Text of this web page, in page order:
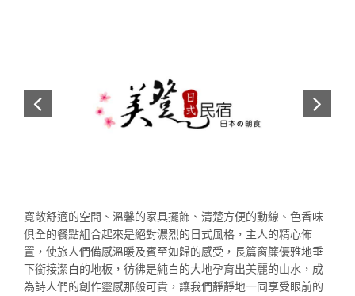
寬敞舒適的空間、溫馨的家具擺飾、清楚方便的動線、色香味
俱全的餐點組合起來是絕對濃烈的日式風格，主人的精心佈
置，使旅人們備感溫暖及賓至如歸的感受，長篇窗簾優雅地垂
下銜接潔白的地板，彷彿是純白的大地孕育出美麗的山水，成
為詩人們的創作靈感那般可貴，讓我們靜靜地一同享受眼前的